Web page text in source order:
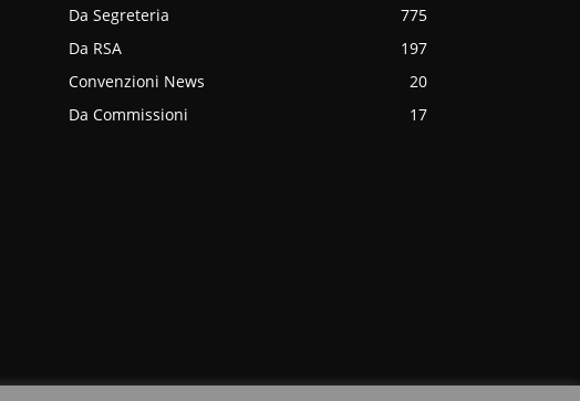
Da Segreteria
775
Da RSA
197
Convenzioni News
20
Da Commissioni
17